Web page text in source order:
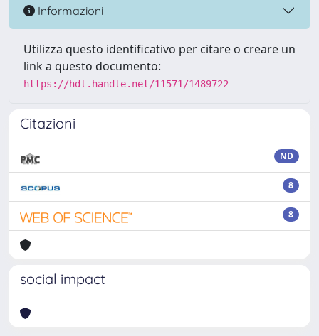
Informazioni
Utilizza questo identificativo per citare o creare un
link a questo documento:
https://hdl.handle.net/11571/1489722
Citazioni
ND
8
8
social impact